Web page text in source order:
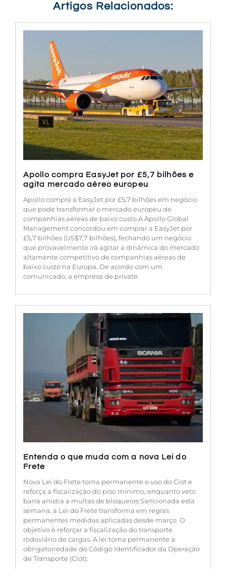
Artigos Relacionados:
Apollo compra EasyJet por £5,7 bilhões e
agita mercado aéreo europeu
Apollo compra a EasyJet por £5,7 bilhões em negócio
que pode transformar o mercado europeu de
companhias aéreas de baixo custo A Apollo Global
Management concordou em comprar a EasyJet por
£5,7 bilhões (US$7,7 bilhões), fechando um negócio
que provavelmente irá agitar a dinâmica do mercado
altamente competitivo de companhias aéreas de
baixo custo na Europa. De acordo com um
comunicado, a empresa de private
Entenda o que muda com a nova Lei do
Frete
Nova Lei do Frete torna permanente o uso do Ciot e
reforça a fiscalização do piso mínimo, enquanto veto
barra anistia a multas de bloqueios Sancionada esta
semana, a Lei do Frete transforma em regras
permanentes medidas aplicadas desde março. O
objetivo é reforçar a fiscalização do transporte
rodoviário de cargas. A lei torna permanente a
obrigatoriedade do Código Identificador da Operação
de Transporte (Ciot).